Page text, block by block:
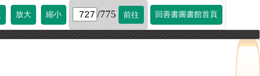
放大 縮小 /775 前往 回善書圖書館首頁